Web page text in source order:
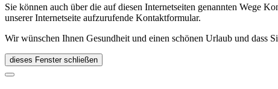
Sie können auch über die auf diesen Internetseiten genannten Wege
unserer Internetseite aufzurufende Kontaktformular.
Wir wünschen Ihnen Gesundheit und einen schönen Urlaub und dass
dieses Fenster schließen